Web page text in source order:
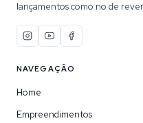
lançamentos como no de
NAVEGAÇÃO
Home
Empreendimentos